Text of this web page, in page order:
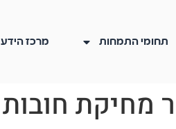
תחומי התמחות מרכז הידע
מחיקת חובות